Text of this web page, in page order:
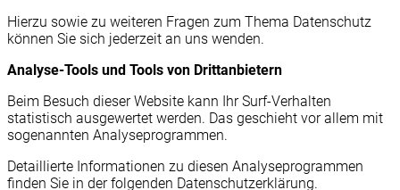
Hierzu sowie zu weiteren Fragen zum Thema Datenschutz
können Sie sich jederzeit an uns wenden.
Analyse-Tools und Tools von Dritt­anbietern
Beim Besuch dieser Website kann Ihr Surf-Verhalten
statistisch ausgewertet werden. Das geschieht vor allem mit
sogenannten Analyseprogrammen.
Detaillierte Informationen zu diesen Analyseprogrammen
finden Sie in der folgenden Datenschutzerklärung.